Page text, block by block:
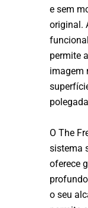
e sem
original.
permite
imagem
O The
sistema
oferece
o seu